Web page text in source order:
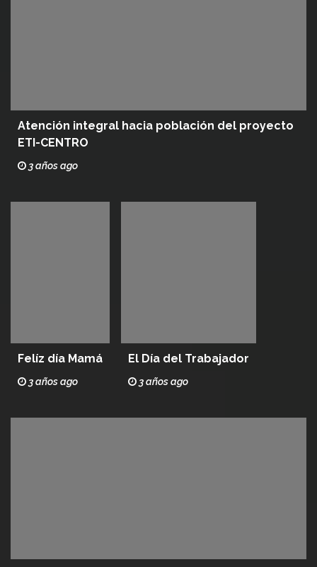
Atención integral hacia población del proyecto
ETI-CENTRO
3 años ago
Felíz día Mamá
3 años ago
El Día del Trabajador
3 años ago